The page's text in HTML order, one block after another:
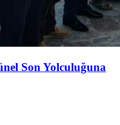
Son Yolculuğuna